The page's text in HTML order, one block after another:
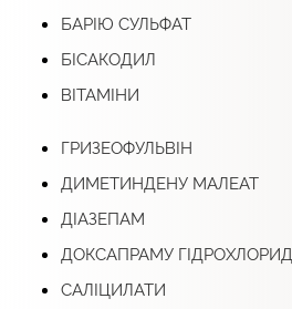
БАРІЮ СУЛЬФАТ
БІСАКОДИЛ
ВІТАМІНИ
ГРИЗЕОФУЛЬВІН
ДИМЕТИНДЕНУ МАЛЕАТ
ДІАЗЕПАМ
ДОКСАПРАМУ ГІДРОХЛОРИД
САЛІЦИЛАТИ